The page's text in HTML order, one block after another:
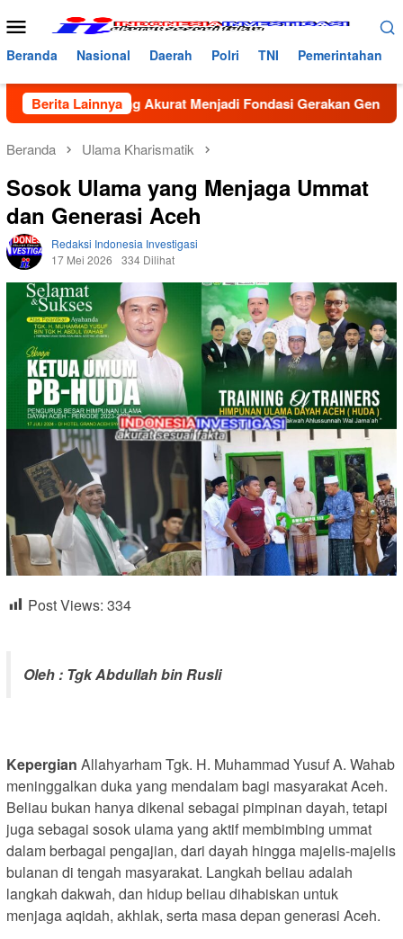
ke
konten
Menu
Mobile
Beranda Nasional Daerah Polri TNI Pemerintahan
Berita Lainnya
Data yang Akurat Menjadi Fondasi Gerakan GenRe di
Beranda Ulama Kharismatik
Sosok Ulama yang Menjaga Ummat
dan Generasi Aceh
Redaksi Indonesia Investigasi
17 Mei 2026
334 Dilihat
Post Views: 334
Oleh : Tgk Abdullah bin Rusli
Kepergian Allahyarham Tgk. H. Muhammad Yusuf A. Wahab
meninggalkan duka yang mendalam bagi masyarakat Aceh.
Beliau bukan hanya dikenal sebagai pimpinan dayah, tetapi
juga sebagai sosok ulama yang aktif membimbing ummat
dalam berbagai pengajian, dari dayah hingga majelis-majelis
bulanan di tengah masyarakat. Langkah beliau adalah
langkah dakwah, dan hidup beliau dihabiskan untuk
menjaga aqidah, akhlak, serta masa depan generasi Aceh.